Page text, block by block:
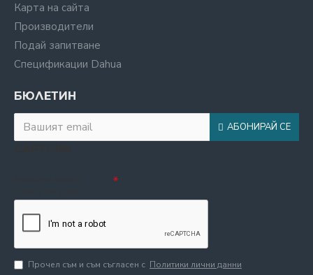
Карта на сайта
Производители
Подай запитване
Спецификации Dahua
БЮЛЕТИН
АБОНИРАЙ СЕ
Прочел съм и съм съгласен с Политики лични данни